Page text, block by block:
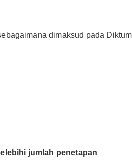
dimaksud pada Diktum
jumlah penetapan